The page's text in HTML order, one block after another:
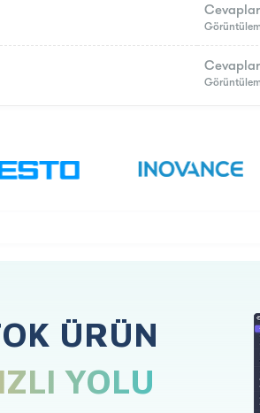
Cevaplar
Cevaplar
ÜRÜN
YOLU